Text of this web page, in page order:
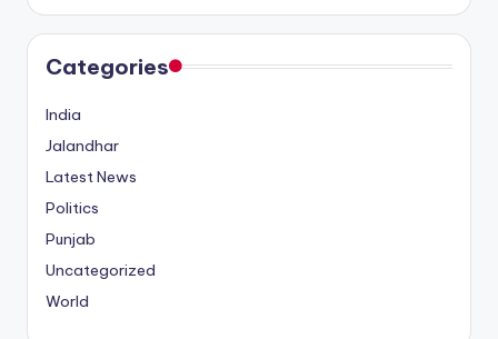
Categories
India
Jalandhar
Latest News
Politics
Punjab
Uncategorized
World